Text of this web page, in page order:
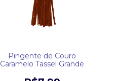
Pingente de Couro
Caramelo Tassel Grande